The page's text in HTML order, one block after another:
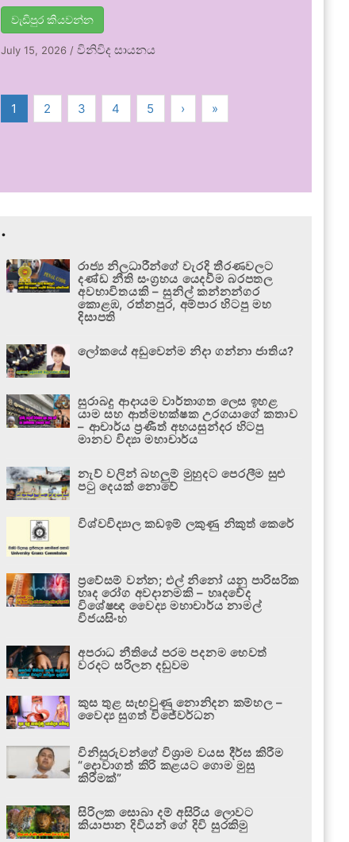
වැඩිපුර කියවන්න
July 15, 2026 /විනිවිද සායනය
1 2 3 4 5 › »
.
රාජ්‍ය නිලධාරීන්ගේ වැරදි තීරණවලට
දණ්ඩ නීති සංග්‍රහය යෙදවීම බරපතල
අවභාවිතයකි – සුනිල් කන්නන්ගර
කොළඹ, රත්නපුර, අම්පාර හිටපු මහ
දිසාපති
ලෝකයේ අඩුවෙන්ම නිදා ගන්නා ජාතිය?
සුරාබදු ආදායම වාර්තාගත ලෙස ඉහළ
යාම සහ ආත්මභක්ෂක උරගයාගේ කතාව
– ආචාර්ය ප්‍රණීත් අභයසුන්දර හිටපු
මානව විද්‍යා මහාචාර්ය
නැව් වලින් බහලුම් මුහුදට පෙරලීම සුළු
පටු දෙයක් නොවේ
විශ්වවිද්‍යාල කඩඉම් ලකුණු නිකුත් කෙරේ
ප්‍රවේසම් වන්න; එල් නිනෝ යනු පාරිසරික
හෘද රෝග අවදානමකි – හෘදවේද
විශේෂඥ වෛද්‍ය මහාචාර්ය නාමල්
විජයසිංහ
අපරාධ නීතියේ පරම පදනම හෙවත්
වරදට සරිලන දඬුවම
කුස තුළ සැඟවුණු නොනිදන කම්හල –
වෛද්‍ය සුගත් විජේවර්ධන
විනිසුරුවන්ගේ විශ්‍රාම වයස දීර්ඝ කිරීම
“දොවාගත් කිරි කළයට ගොම මුසු
කිරීමක්”
සිරිලක සොබා දම් අසිරිය ලොවට
කියාපාන දිවියන් ගේ දිවි සුරකිමු